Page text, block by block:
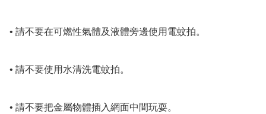
• 請不要在可燃性氣體及液體旁邊使用電蚊拍。
• 請不要使用水清洗電蚊拍。
• 請不要把金屬物體插入網面中間玩耍。